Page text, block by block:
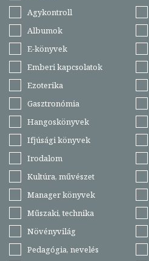
Agykontroll
Albumok
E-könyvek
Emberi kapcsolatok
Ezoterika
Gasztronómia
Hangoskönyvek
Ifjúsági könyvek
Irodalom
Kultúra, művészet
Manager könyvek
Műszaki, technika
Növényvilág
Pedagógia, nevelés